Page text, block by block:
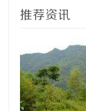
推荐资讯